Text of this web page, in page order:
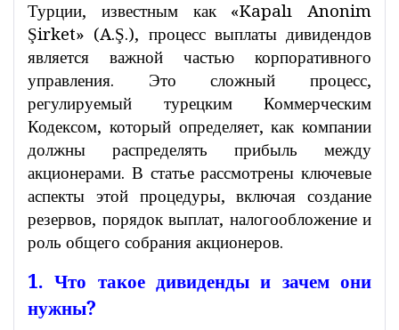
Турции, известным как «Kapalı Anonim
Şirket» (A.Ş.), процесс выплаты дивидендов
является важной частью корпоративного
управления. Это сложный процесс,
регулируемый турецким Коммерческим
Кодексом, который определяет, как компании
должны распределять прибыль между
акционерами. В статье рассмотрены ключевые
аспекты этой процедуры, включая создание
резервов, порядок выплат, налогообложение и
роль общего собрания акционеров.
1. Что такое дивиденды и зачем они
нужны?